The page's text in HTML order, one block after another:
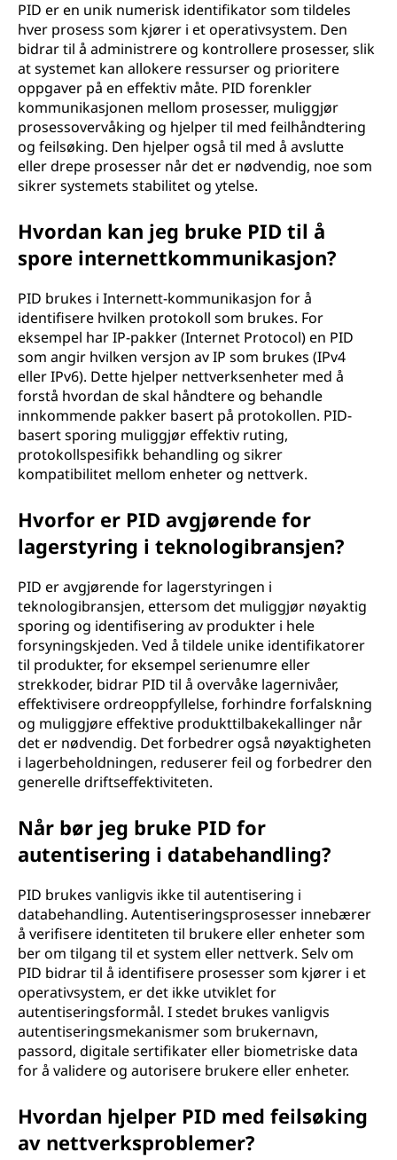
PID er en unik numerisk identifikator som tildeles
hver prosess som kjører i et operativsystem. Den
bidrar til å administrere og kontrollere prosesser, slik
at systemet kan allokere ressurser og prioritere
oppgaver på en effektiv måte. PID forenkler
kommunikasjonen mellom prosesser, muliggjør
prosessovervåking og hjelper til med feilhåndtering
og feilsøking. Den hjelper også til med å avslutte
eller drepe prosesser når det er nødvendig, noe som
sikrer systemets stabilitet og ytelse.
Hvordan kan jeg bruke PID til å
spore internettkommunikasjon?
PID brukes i Internett-kommunikasjon for å
identifisere hvilken protokoll som brukes. For
eksempel har IP-pakker (Internet Protocol) en PID
som angir hvilken versjon av IP som brukes (IPv4
eller IPv6). Dette hjelper nettverksenheter med å
forstå hvordan de skal håndtere og behandle
innkommende pakker basert på protokollen. PID-
basert sporing muliggjør effektiv ruting,
protokollspesifikk behandling og sikrer
kompatibilitet mellom enheter og nettverk.
Hvorfor er PID avgjørende for
lagerstyring i teknologibransjen?
PID er avgjørende for lagerstyringen i
teknologibransjen, ettersom det muliggjør nøyaktig
sporing og identifisering av produkter i hele
forsyningskjeden. Ved å tildele unike identifikatorer
til produkter, for eksempel serienumre eller
strekkoder, bidrar PID til å overvåke lagernivåer,
effektivisere ordreoppfyllelse, forhindre forfalskning
og muliggjøre effektive produkttilbakekallinger når
det er nødvendig. Det forbedrer også nøyaktigheten
i lagerbeholdningen, reduserer feil og forbedrer den
generelle driftseffektiviteten.
Når bør jeg bruke PID for
autentisering i databehandling?
PID brukes vanligvis ikke til autentisering i
databehandling. Autentiseringsprosesser innebærer
å verifisere identiteten til brukere eller enheter som
ber om tilgang til et system eller nettverk. Selv om
PID bidrar til å identifisere prosesser som kjører i et
operativsystem, er det ikke utviklet for
autentiseringsformål. I stedet brukes vanligvis
autentiseringsmekanismer som brukernavn,
passord, digitale sertifikater eller biometriske data
for å validere og autorisere brukere eller enheter.
Hvordan hjelper PID med feilsøking
av nettverksproblemer?